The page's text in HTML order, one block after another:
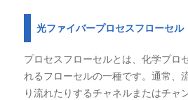
光ファイバープロセスフローセル
プロセスフローセルとは、化学プロ
れるフローセルの一種です。通常、
り流れたりするチャネルまたはチャ